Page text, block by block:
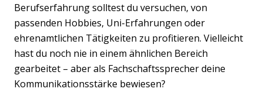
Berufserfahrung solltest du versuchen, von
passenden Hobbies, Uni-Erfahrungen oder
ehrenamtlichen Tätigkeiten zu profitieren. Vielleicht
hast du noch nie in einem ähnlichen Bereich
gearbeitet – aber als Fachschaftssprecher deine
Kommunikationsstärke bewiesen?